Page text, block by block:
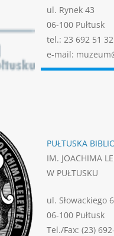
ul. Rynek 43
06-100 Pułtusk
tel.: 23 692 51 32
e-mail:
PUŁTUSKA
IM. JOACHIMA
W PUŁTUSKU
ul. Słowackiego 6
06-100 Pułtusk
Tel./Fax: (23)